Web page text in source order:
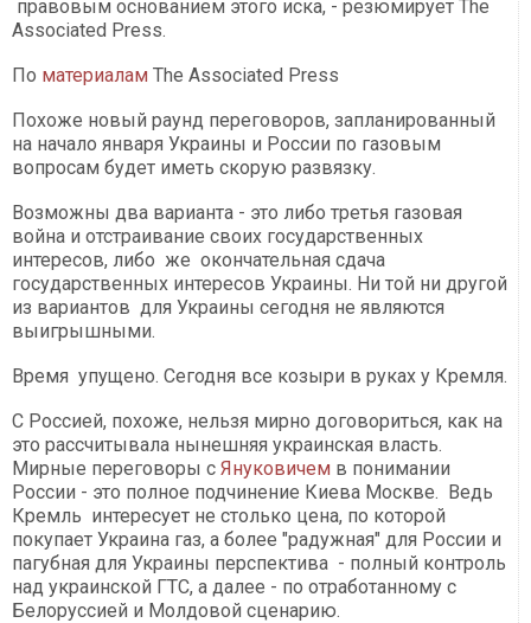
правовым основанием этого иска, - резюмирует The
Associated Press.
По материалам The Associated Press
Похоже новый раунд переговоров, запланированный
на начало января Украины и России по газовым
вопросам будет иметь скорую развязку.
Возможны два варианта - это либо третья газовая
война и отстраивание своих государственных
интересов, либо же окончательная сдача
государственных интересов Украины. Ни той ни другой
из вариантов для Украины сегодня не являются
выигрышными.
Время упущено. Сегодня все козыри в руках у Кремля.
С Россией, похоже, нельзя мирно договориться, как на
это рассчитывала нынешняя украинская власть.
Мирные переговоры с Януковичем в понимании
России - это полное подчинение Киева Москве. Ведь
Кремль интересует не столько цена, по которой
покупает Украина газ, а более "радужная" для России и
пагубная для Украины перспектива - полный контроль
над украинской ГТС, а далее - по отработанному с
Белоруссией и Молдовой сценарию.